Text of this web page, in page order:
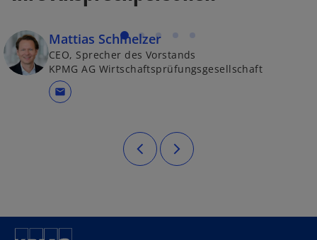
Mattias Schmelzer
CEO, Sprecher des Vorstands
KPMG AG Wirtschaftsprüfungsgesellschaft
mail